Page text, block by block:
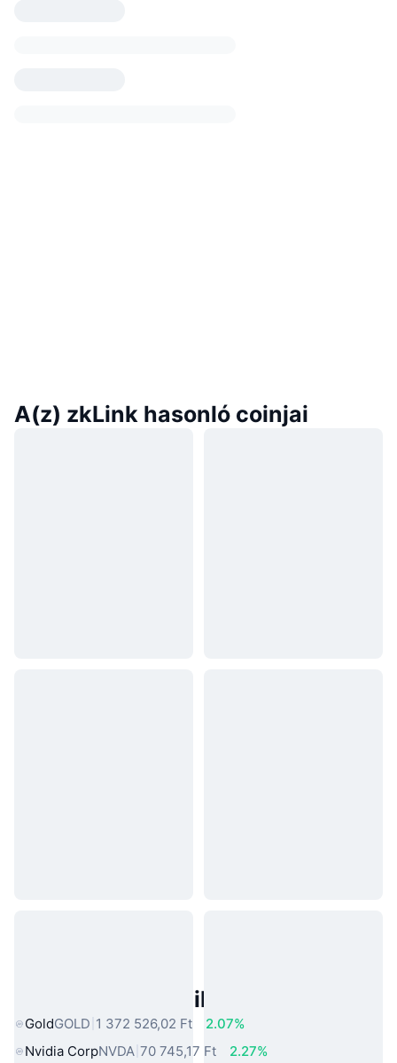
A(z) zkLink hasonló coinjai
Népszerű Való Világbeli Eszközök
GoldGOLD 1 372 526,02 Ft
2.07%
Nvidia CorpNVDA 70 745,17 Ft
2.27%